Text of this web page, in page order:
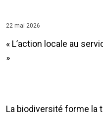
22 mai 2026
« L’action locale au
»
La biodiversité forme la